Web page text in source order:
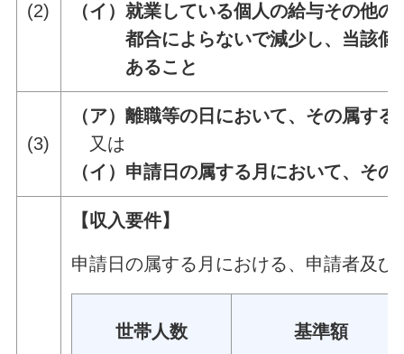
(2)
（イ）就業している個人の給与その他
都合によらないで減少し、当該個人
あること
(3)
（ア）離職等の日において、その属す
又は
（イ）申請日の属する月において、そ
【収入要件】
申請日の属する月における、申請者及
世帯人数 基準額